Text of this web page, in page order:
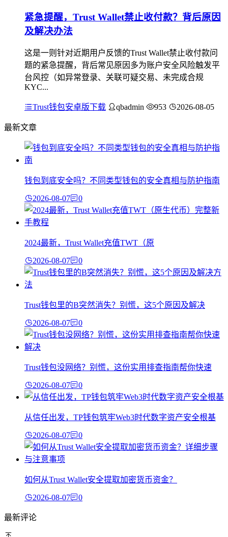
紧急提醒，Trust Wallet禁止收付款？背后原因
及解决办法
这是一则针对近期用户反馈的Trust Wallet禁止收付款问
题的紧急提醒，背后常见原因多为账户安全风险触发平
台风控（如异常登录、关联可疑交易、未完成合规
KYC...
Trust钱包安卓版下载 qbadmin 953 2026-08-05
最新文章
钱包到底安全吗？不同类型钱包的安全真相与防护指南
2026-08-07 0
2024最新，Trust Wallet充值TWT（原
2026-08-07 0
Trust钱包里的B突然消失？别慌，这5个原因及解决
2026-08-07 0
Trust钱包没网络？别慌，这份实用排查指南帮你快速
2026-08-07 0
从信任出发，TP钱包筑牢Web3时代数字资产安全根基
2026-08-07 0
如何从Trust Wallet安全提取加密货币资金？
2026-08-07 0
最新评论